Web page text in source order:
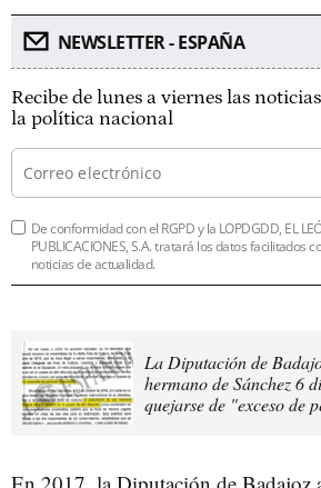
NEWSLETTER - ESPAÑA
Recibe de lunes a viernes las
la política nacional
De conformidad con el RGPD y la LOPDGDD, EL
PUBLICACIONES, S.A. tratará los datos facilitados
noticias de actualidad.
La Diputación de
hermano de Sánchez 6
quejarse de "exceso de